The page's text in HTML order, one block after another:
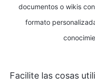
documentos o wikis
formato
Facilite las cosas